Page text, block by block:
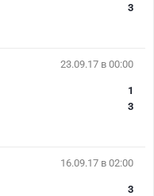
3
23.09.17 в 00:00
1
3
16.09.17 в 02:00
3